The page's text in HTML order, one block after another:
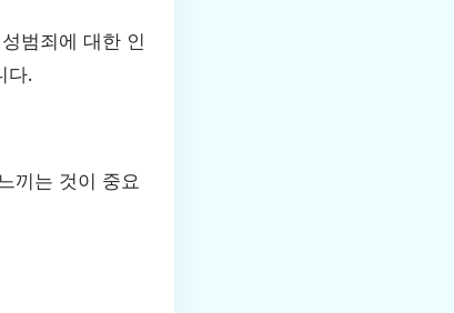
범죄에 대한 인
다.
끼는 것이 중요